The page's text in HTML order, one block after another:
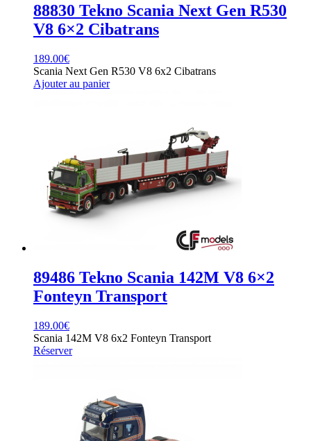
88830 Tekno Scania Next Gen R530
V8 6×2 Cibatrans
189.00€
Scania Next Gen R530 V8 6x2 Cibatrans
Ajouter au panier
89486 Tekno Scania 142M V8 6×2
Fonteyn Transport
189.00€
Scania 142M V8 6x2 Fonteyn Transport
Réserver